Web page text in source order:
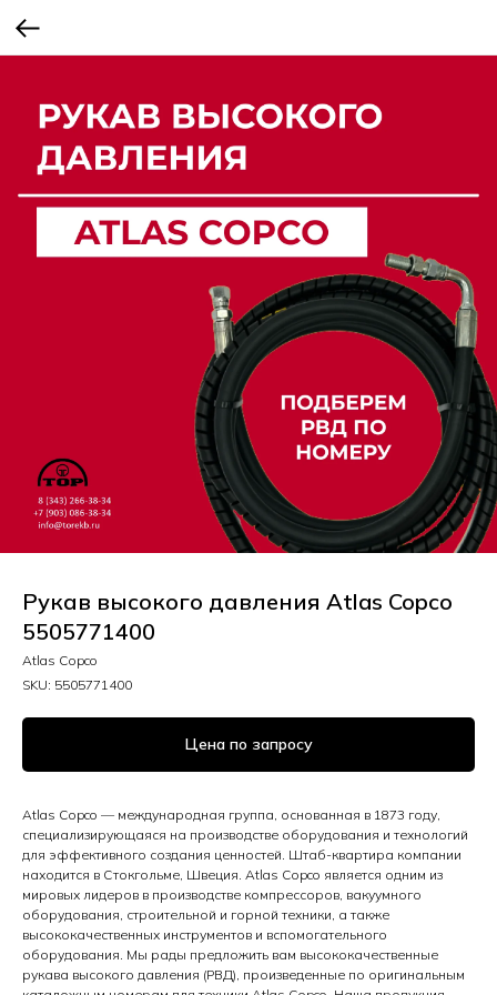
Рукав высокого давления Atlas Copco
5505771400
Atlas Copco
SKU: 5505771400
Цена по запросу
Atlas Copco — международная группа, основанная в 1873 году,
специализирующаяся на производстве оборудования и технологий
для эффективного создания ценностей. Штаб-квартира компании
находится в Стокгольме, Швеция. Atlas Copco является одним из
мировых лидеров в производстве компрессоров, вакуумного
оборудования, строительной и горной техники, а также
высококачественных инструментов и вспомогательного
оборудования. Мы рады предложить вам высококачественные
рукава высокого давления (РВД), произведенные по оригинальным